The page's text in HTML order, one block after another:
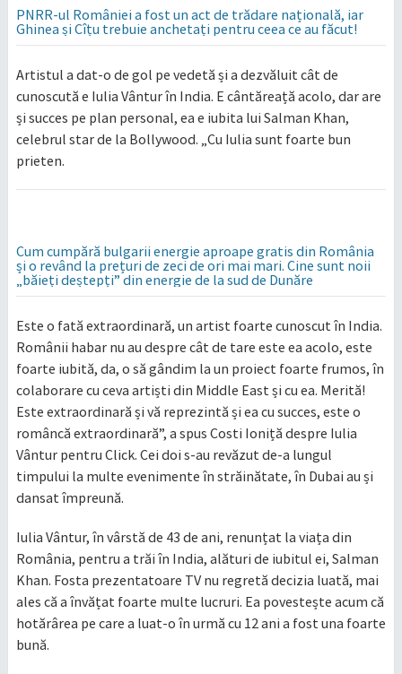
PNRR-ul României a fost un act de trădare națională, iar
Ghinea și Cîțu trebuie anchetați pentru ceea ce au făcut!
Artistul a dat-o de gol pe vedetă și a dezvăluit cât de
cunoscută e Iulia Vântur în India. E cântăreață acolo, dar are
și succes pe plan personal, ea e iubita lui Salman Khan,
celebrul star de la Bollywood. „Cu Iulia sunt foarte bun
prieten.
Cum cumpără bulgarii energie aproape gratis din România
și o revând la prețuri de zeci de ori mai mari. Cine sunt noii
„băieți deștepți” din energie de la sud de Dunăre
Este o fată extraordinară, un artist foarte cunoscut în India.
Românii habar nu au despre cât de tare este ea acolo, este
foarte iubită, da, o să gândim la un proiect foarte frumos, în
colaborare cu ceva artiști din Middle East și cu ea. Merită!
Este extraordinară și vă reprezintă și ea cu succes, este o
româncă extraordinară”, a spus Costi Ioniță despre Iulia
Vântur pentru Click. Cei doi s-au revăzut de-a lungul
timpului la multe evenimente în străinătate, în Dubai au și
dansat împreună.
Iulia Vântur, în vârstă de 43 de ani, renunțat la viața din
România, pentru a trăi în India, alături de iubitul ei, Salman
Khan. Fosta prezentatoare TV nu regretă decizia luată, mai
ales că a învățat foarte multe lucruri. Ea povestește acum că
hotărârea pe care a luat-o în urmă cu 12 ani a fost una foarte
bună.